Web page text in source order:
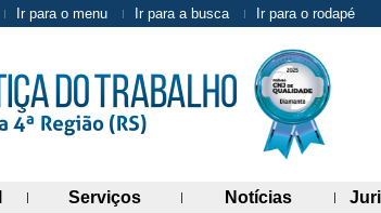
Ir para o menu Ir para a busca Ir para o rodapé
(abre painel de links)
Serviços(abre painel de links)
Notícias(abre